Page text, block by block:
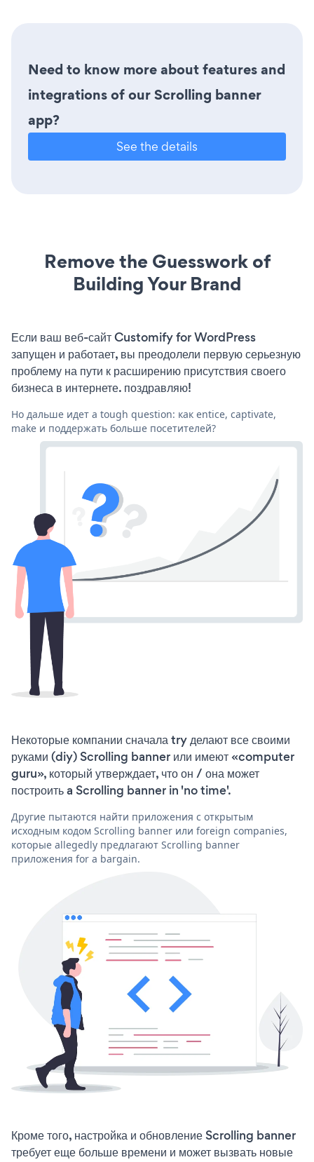
Need to know more about features and
integrations of our Scrolling banner
app?
See the details
Remove the Guesswork of
Building Your Brand
Если ваш веб-сайт Customify for WordPress
запущен и работает, вы преодолели первую серьезную
проблему на пути к расширению присутствия своего
бизнеса в интернете. поздравляю!
Но дальше идет a tough question: как entice, captivate,
make и поддержать больше посетителей?
Некоторые компании сначала try делают все своими
руками (diy) Scrolling banner или имеют «computer
guru», который утверждает, что он / она может
построить a Scrolling banner in 'no time'.
Другие пытаются найти приложения с открытым
исходным кодом Scrolling banner или foreign companies,
которые allegedly предлагают Scrolling banner
приложения for a bargain.
Кроме того, настройка и обновление Scrolling banner
требует еще больше времени и может вызвать новые